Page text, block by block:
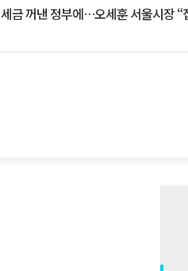
세금 꺼낸 정부에…오세훈 서울시장 “